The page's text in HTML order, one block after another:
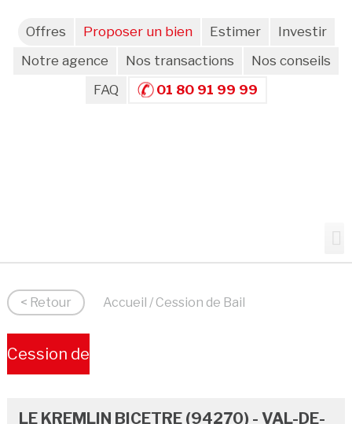
Offres Proposer un bien Estimer
Investir
Notre agence
Nos transactions
Nos conseils
FAQ
01 80 91 99 99
< Retour Accueil / Cession de Bail
Cession de
LE KREMLIN BICETRE (94270) - VAL-DE-